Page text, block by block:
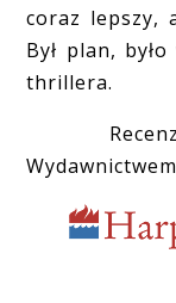
coraz lepszy,
Był plan,
thrillera.
Recenzja